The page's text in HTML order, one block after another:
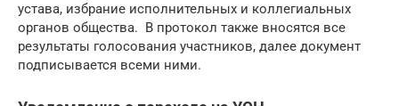
устава, избрание исполнительных и коллегиальных
органов общества. В протокол также вносятся все
результаты голосования участников, далее документ
подписывается всеми ними.